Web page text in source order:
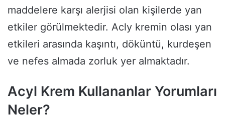
maddelere karşı alerjisi olan kişilerde yan
etkiler görülmektedir. Acly kremin olası yan
etkileri arasında kaşıntı, döküntü, kurdeşen
ve nefes almada zorluk yer almaktadır.
Acyl Krem Kullananlar Yorumları
Neler?